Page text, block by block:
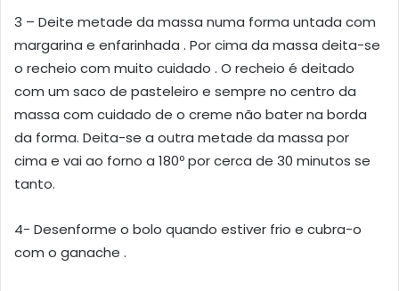
3 – Deite metade da massa numa forma untada com
margarina e enfarinhada . Por cima da massa deita-se
o recheio com muito cuidado . O recheio é deitado
com um saco de pasteleiro e sempre no centro da
massa com cuidado de o creme não bater na borda
da forma. Deita-se a outra metade da massa por
cima e vai ao forno a 180º por cerca de 30 minutos se
tanto.
4- Desenforme o bolo quando estiver frio e cubra-o
com o ganache .